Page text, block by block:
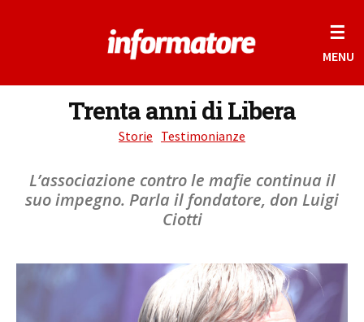
☰
MENU
Trenta anni di Libera
Storie Testimonianze
L’associazione contro le mafie continua il
suo impegno. Parla il fondatore, don Luigi
Ciotti